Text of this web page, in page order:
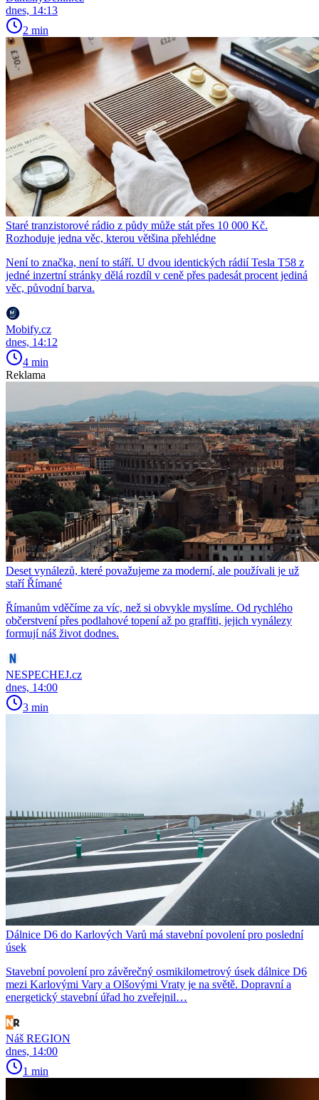
dnes, 14:13
2 min
Staré tranzistorové rádio z půdy může stát přes 10 000 Kč.
Rozhoduje jedna věc, kterou většina přehlédne
Není to značka, není to stáří. U dvou identických rádií Tesla T58 z
jedné inzertní stránky dělá rozdíl v ceně přes padesát procent jediná
věc, původní barva.
Mobify.cz
dnes, 14:12
4 min
Reklama
Deset vynálezů, které považujeme za moderní, ale používali je už
staří Římané
Římanům vděčíme za víc, než si obvykle myslíme. Od rychlého
občerstvení přes podlahové topení až po graffiti, jejich vynálezy
formují náš život dodnes.
NESPECHEJ.cz
dnes, 14:00
3 min
Dálnice D6 do Karlových Varů má stavební povolení pro poslední
úsek
Stavební povolení pro závěrečný osmikilometrový úsek dálnice D6
mezi Karlovými Vary a Olšovými Vraty je na světě. Dopravní a
energetický stavební úřad ho zveřejnil…
Náš REGION
dnes, 14:00
1 min